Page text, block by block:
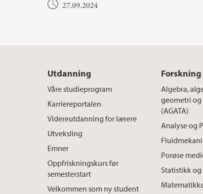
27.09.2024
Utdanning
Våre studieprogram
Karriereportalen
Videreutdanning for lærere
Utveksling
Emner
Oppfriskningskurs før
semesterstart
Velkommen som ny student
Forskning
Algebra,
geometri
(AGATA)
Analyse og
Porøse
Statistikk og